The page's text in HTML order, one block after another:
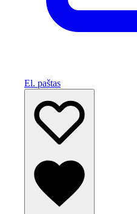
El. paštas